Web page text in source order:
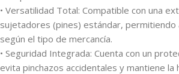
• Versatilidad Total: Compatible con una
sujetadores (pines) estándar,
según el tipo de mercancía.
• Seguridad Integrada: Cuenta con un
evita pinchazos accidentales y mantiene la